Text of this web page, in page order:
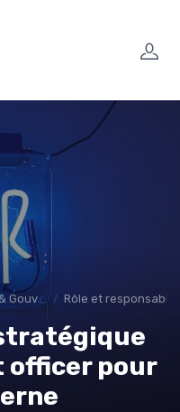
Rôle et
officer pour